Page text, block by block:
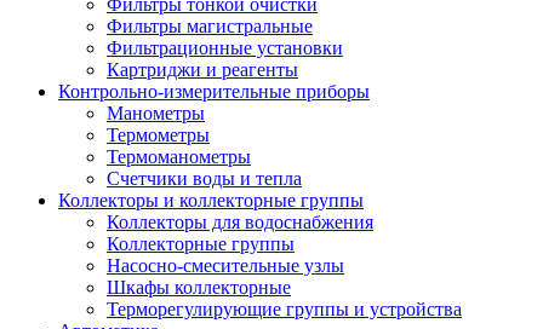
Фильтры магистральные
Фильтрационные установки
Картриджи и реагенты
Контрольно-измерительные приборы
Манометры
Термометры
Термоманометры
Счетчики воды и тепла
Коллекторы и коллекторные группы
Коллекторы для водоснабжения
Коллекторные группы
Насосно-смесительные узлы
Шкафы коллекторные
Терморегулирующие группы и устройства